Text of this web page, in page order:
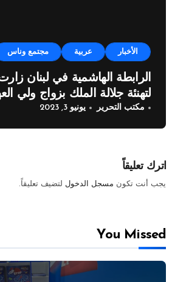
الأخبار عربية مجتمع وناس
الرابطة الهاشمية في لبنان
لتهنئة جلالة الملك بزواج ولي
مكتب التحرير يونيو 3, 2023
اترك تعليقاً
يجب أنت تكون مسجل الدخول لتضيف تعليقاً.
You Missed